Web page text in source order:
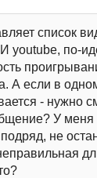
список
youtube, по-
А если в
- нужно
У меня
не